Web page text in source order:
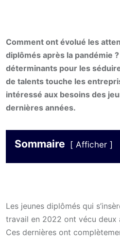
Comment ont évolué les
diplômés après la pandémie
déterminants pour les
de talents touche les
intéressé aux besoins des
dernières années.
Sommaire Afficher
Les jeunes diplômés qui
travail en 2022 ont vécu deux
Ces dernières ont